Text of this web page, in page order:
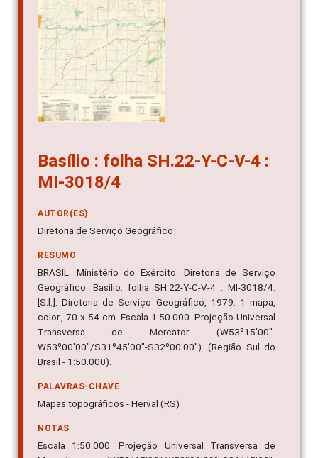
Basílio : folha SH.22-Y-C-V-4 :
MI-3018/4
AUTOR(ES)
Diretoria de Serviço Geográfico
RESUMO
BRASIL. Ministério do Exército. Diretoria de Serviço
Geográfico. Basílio: folha SH.22-Y-C-V-4 : MI-3018/4.
[S.l.]: Diretoria de Serviço Geográfico, 1979. 1 mapa,
color., 70 x 54 cm. Escala 1:50.000. Projeção Universal
Transversa de Mercator. (W53º15'00"-
W53º00'00"/S31º45'00"-S32º00'00"). (Região Sul do
Brasil - 1:50.000).
PALAVRAS-CHAVE
Mapas topográficos - Herval (RS)
NOTAS
Escala 1:50.000. Projeção Universal Transversa de